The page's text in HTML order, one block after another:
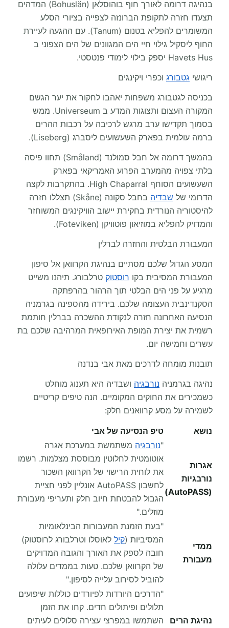
בנהיגה דרומה לאורך חוף בוהוסלאן (Bohuslän) המדהים
תצעדו חזרה לתקופת הברונזה לצפייה בציורי הסלע
המשומרים להפליא בטנום (Tanum). עם ההגעה לעיירת
החוף ליסקיל גילוי חיי הים המגוונים של הים הצפוני ב
Havets Hus יספק בילוי לימודי פנטסטי.
ריגושי גטבורג וכפרי ויקינגים
בכניסה לגטבורג משפחות יאהבו לחקור את יער הגשם
המקורה העצום ותצוגות המדע ב Universeum. ממש
בסמוך תקדישו ערב מרגש לרכיבה על רכבות ההרים
ברמה עולמית בפארק השעשועים ליסברג (Liseberg).
בהמשך דרומה אל חבל סמולנד (Småland) תחוו פיסה
בלתי צפויה מהמערב הפרוע האמריקאי בפארק
השעשועים הסוחף High Chaparral. בהתקרבות לקצה
הדרומי של שבדיה
בחבל סקונה (Skåne) תצללו חזרה
להיסטוריה הנורדית בחקירת יישוב הוויקינגים המשוחזר
והמדויק להפליא במוזיאון פוטוויקן (Foteviken).
המעבורת הבלטית והחזרה לברלין
המסע הגדול שלכם מסתיים בנהיגת הקרוואן אל סיפון
המעבורת המסיבית בקו רוסטוק טרלבורג. תיהנו משייט
מרגיע על פני הים הבלטי תוך הרהור בהרפתקה
הסקנדינבית העצומה שלכם. בירידה מהספינה בגרמניה
הנסיעה האחרונה חזרה לנקודת ההשכרה בברלין חותמת
רשמית את יצירת המופת האירופאית המרהיבה שלכם בת
עשרים וחמישה יום.
תובנות מומחה לדרכים מאת אבי בנדנה
נהיגה בגרמניה נורבגיה ושבדיה היא תענוג מוחלט
כשמכירים את החוקים המקומיים. הנה טיפים קריטיים
לשמירה על מסע קרוואנים חלק:
נושא
טיפ הנסיעה של אבי
אגרות
נורבגיות
(AutoPASS)
"נורבגיה משתמשת במערכת אגרה
אוטומטית לחלוטין מבוססת מצלמות. רשמו
את לוחית הרישוי של הקרוואן השכור
לחשבון AutoPASS אונליין לפני חציית
הגבול להבטחת חיוב חלק ותעריפי מעבורת
מוזלים."
ממדי
מעבורת
"בעת הזמנת המעבורות הבינלאומיות
המסיביות (קיל לאוסלו וטרלבורג לרוסטוק)
חובה לספק את האורך והגובה המדויקים
של הקרוואן שלכם. טעות בממדים עלולה
להוביל לסירוב עלייה לסיפון."
נהיגת הרים
"הדרכים היורדות לפיורדים כוללות שיפועים
תלולים ופיתולים חדים. קחו את הזמן
השתמשו במפרצי עצירה סלולים לעיתים